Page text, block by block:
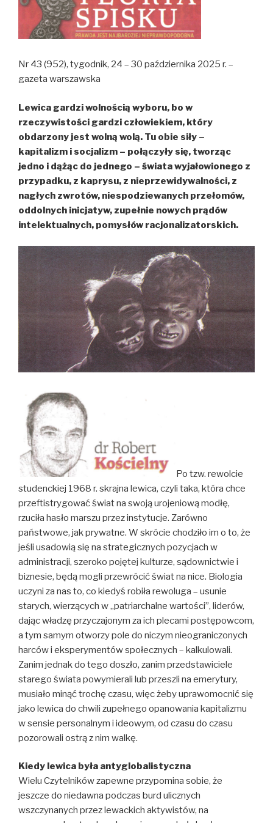
Nr 43 (952), tygodnik, 24 – 30 października 2025 r. –
gazeta warszawska
Lewica gardzi wolnością wyboru, bo w
rzeczywistości gardzi człowiekiem, który
obdarzony jest wolną wolą. Tu obie siły –
kapitalizm i socjalizm – połączyły się, tworząc
jedno i dążąc do jednego – świata wyjałowionego z
przypadku, z kaprysu, z nieprzewidywalności, z
nagłych zwrotów, niespodziewanych przełomów,
oddolnych inicjatyw, zupełnie nowych prądów
intelektualnych, pomysłów racjonalizatorskich.
Po tzw. rewolcie
studenckiej 1968 r. skrajna lewica, czyli taka, która chce
przeftistrygować świat na swoją urojeniową modłę,
rzuciła hasło marszu przez instytucje. Zarówno
państwowe, jak prywatne. W skrócie chodziło im o to, że
jeśli usadowią się na strategicznych pozycjach w
administracji, szeroko pojętej kulturze, sądownictwie i
biznesie, będą mogli przewrócić świat na nice. Biologia
uczyni za nas to, co kiedyś robiła rewoluga – usunie
starych, wierzących w „patriarchalne wartości”, liderów,
dając władzę przyczajonym za ich plecami postępowcom,
a tym samym otworzy pole do niczym nieograniczonych
harców i eksperymentów społecznych – kalkulowali.
Zanim jednak do tego doszło, zanim przedstawiciele
starego świata powymierali lub przeszli na emerytury,
musiało minąć trochę czasu, więc żeby uprawomocnić się
jako lewica do chwili zupełnego opanowania kapitalizmu
w sensie personalnym i ideowym, od czasu do czasu
pozorowali ostrą z nim walkę.
Kiedy lewica była antyglobalistyczna
Wielu Czytelników zapewne przypomina sobie, że
jeszcze do niedawna podczas burd ulicznych
wszczynanych przez lewackich aktywistów, na